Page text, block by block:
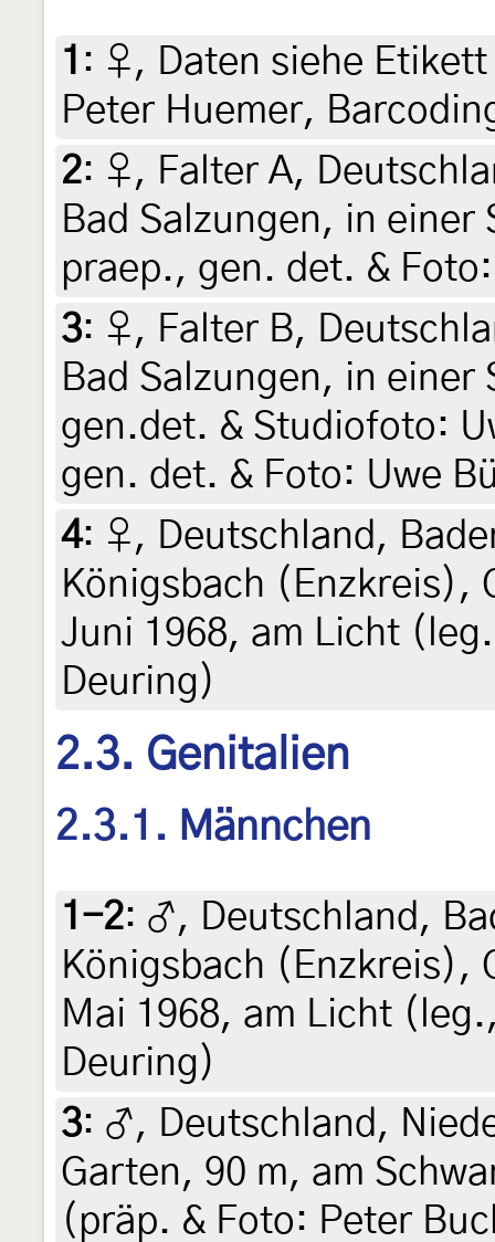
1 : ♀, Daten siehe
Peter Huemer,
2: ♀, Falter A,
Bad Salzungen, in
praep., gen. det. &
3: ♀, Falter B,
Bad Salzungen, in
gen.det. & Studiofoto:
gen. det. & Foto: Uwe
4: ♀, Deutschland,
Königsbach (Enzkreis),
Juni 1968, am Licht
Deuring)
2.3. Genitalien
2.3.1. Männchen
1-2: ♂, Deutschland,
Königsbach (Enzkreis),
Mai 1968, am Licht
Deuring)
3: ♂, Deutschland,
Garten, 90 m, am
(präp. & Foto: Peter